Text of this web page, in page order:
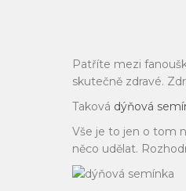
Patříte mezi
skutečně zdravé.
Taková dýňová
Vše je to jen o tom
něco udělat.